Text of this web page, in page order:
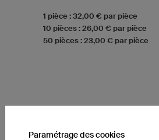
1 pièce : 32,00 € par pièce
10 pièces : 26,00 € par pièce
50 pièces : 23,00 € par pièce
Paramétrage des cookies